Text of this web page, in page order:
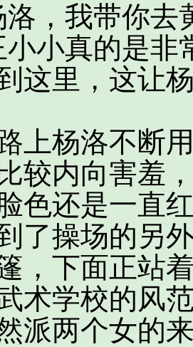
我带你去
小小真的是
这里，这让
杨洛不断用
较内向害羞
色还是一直
了操场的另
，下面正站
术学校的风
派两个女的